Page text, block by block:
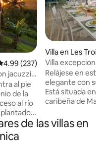
promedio: 4.99 de
4.99 (237)
jacuzzi
al pie
de la
al río
en
hay
la
Villa en Les Trois-
Villa excepcional
Caribe
Relájese en este
elegante con su
Está situada en
caribeña de
Fort-de-France.
restaurantes,
de las villas en